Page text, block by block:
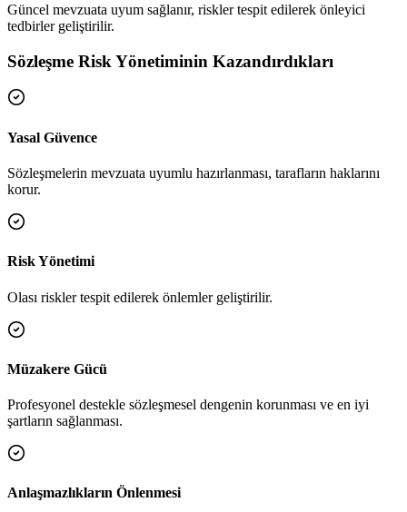
Güncel mevzuata uyum sağlanır, riskler tespit edilerek önleyici
tedbirler geliştirilir.
Sözleşme Risk Yönetiminin Kazandırdıkları
Yasal Güvence
Sözleşmelerin mevzuata uyumlu hazırlanması, tarafların haklarını
korur.
Risk Yönetimi
Olası riskler tespit edilerek önlemler geliştirilir.
Müzakere Gücü
Profesyonel destekle sözleşmesel dengenin korunması ve en iyi
şartların sağlanması.
Anlaşmazlıkların Önlenmesi